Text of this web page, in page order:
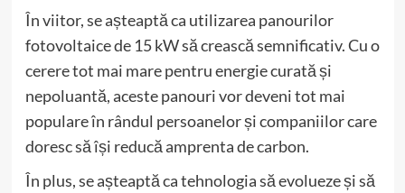
În viitor, se așteaptă ca utilizarea panourilor
fotovoltaice de 15 kW să crească semnificativ. Cu o
cerere tot mai mare pentru energie curată și
nepoluantă, aceste panouri vor deveni tot mai
populare în rândul persoanelor și companiilor care
doresc să își reducă amprenta de carbon.
În plus, se așteaptă ca tehnologia să evolueze și să